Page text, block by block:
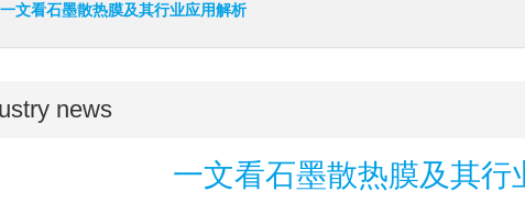
一文看石墨散热膜及其行业应用解析
news
一文看石墨散热膜及其行